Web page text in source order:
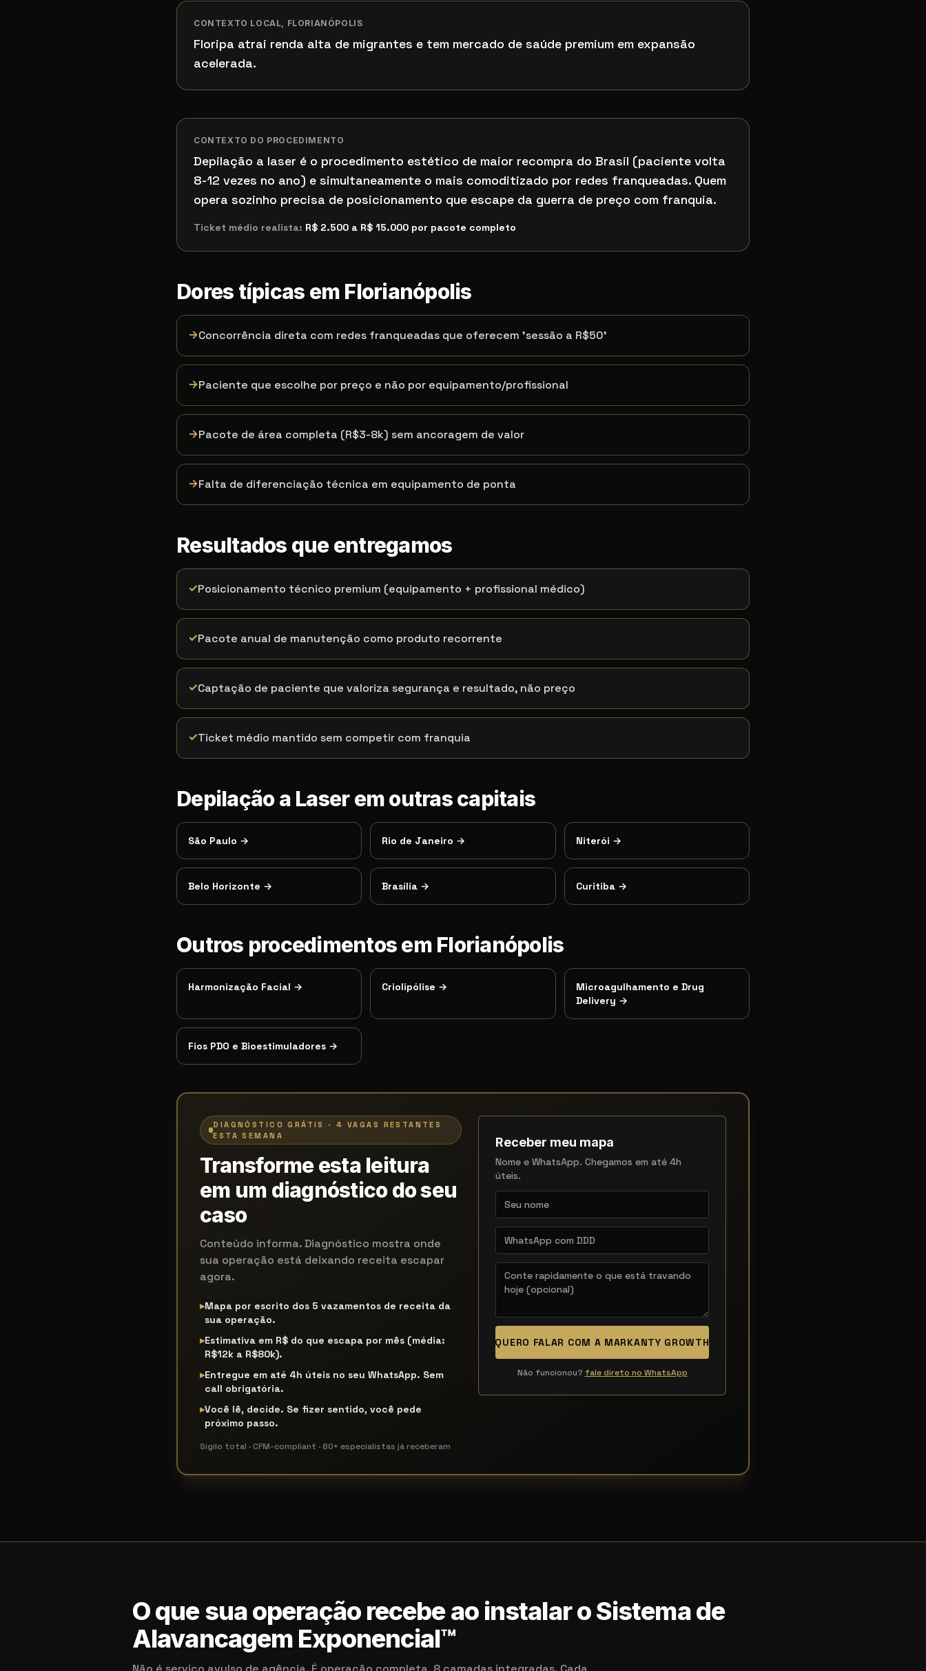
CONTEXTO LOCAL, FLORIANÓPOLIS
Floripa atrai renda alta de migrantes e tem mercado de saúde premium em expansão
acelerada.
CONTEXTO DO PROCEDIMENTO
Depilação a laser é o procedimento estético de maior recompra do Brasil (paciente volta
8-12 vezes no ano) e simultaneamente o mais comoditizado por redes franqueadas. Quem
opera sozinho precisa de posicionamento que escape da guerra de preço com franquia.
Ticket médio realista: R$ 2.500 a R$ 15.000 por pacote completo
Dores típicas em Florianópolis
→Concorrência direta com redes franqueadas que oferecem 'sessão a R$50'
→Paciente que escolhe por preço e não por equipamento/profissional
→Pacote de área completa (R$3-8k) sem ancoragem de valor
→Falta de diferenciação técnica em equipamento de ponta
Resultados que entregamos
✓Posicionamento técnico premium (equipamento + profissional médico)
✓Pacote anual de manutenção como produto recorrente
✓Captação de paciente que valoriza segurança e resultado, não preço
✓Ticket médio mantido sem competir com franquia
Depilação a Laserem outras capitais
São Paulo → Rio de Janeiro → Niterói →
Belo Horizonte → Brasília → Curitiba→
Outros procedimentos em Florianópolis
Harmonização Facial → Criolipólise →
Microagulhamento e Drug
Delivery →
Fios PDO e Bioestimuladores →
DIAGNÓSTICO GRÁTIS · 4 VAGAS RESTANTES
ESTA SEMANA
Transforme esta leitura
em um diagnóstico do seu
caso
Conteúdo informa. Diagnóstico mostra onde
sua operação está deixando receita escapar
agora.
▸Mapa por escrito dos 5 vazamentos de receita da
sua operação.
▸Estimativa em R$ do que escapa por mês (média:
R$12k a R$80k).
▸Entregue em até 4h úteis no seu WhatsApp. Sem
call obrigatória.
▸Você lê, decide. Se fizer sentido, você pede
próximo passo.
Sigilo total · CFM-compliant · 80+ especialistas já receberam
Receber meu mapa
Nome e WhatsApp. Chegamos em até 4h
úteis.
QUERO FALAR COM A MARKANTY GROWTH
Não funcionou? fale direto no WhatsApp
O que sua operação recebe ao instalar o Sistema de
Alavancagem Exponencial™